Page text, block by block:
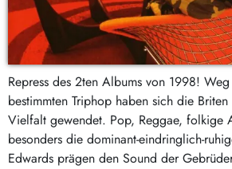
Repress des 2ten Albums von 1998!
bestimmten Triphop haben sich die
Vielfalt gewendet. Pop, Reggae, folkige
besonders die dominant-eindringlich-
Edwards prägen den Sound der